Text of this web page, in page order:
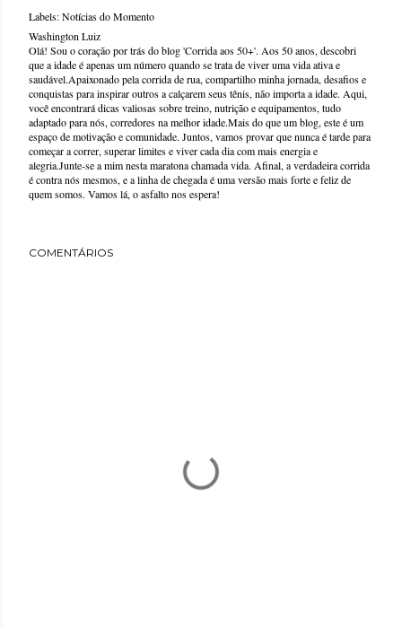
Labels:Notícias do Momento
Washington Luiz
Olá! Sou o coração por trás do blog 'Corrida aos 50+'. Aos 50 anos, descobri
que a idade é apenas um número quando se trata de viver uma vida ativa e
saudável.Apaixonado pela corrida de rua, compartilho minha jornada, desafios e
conquistas para inspirar outros a calçarem seus tênis, não importa a idade. Aqui,
você encontrará dicas valiosas sobre treino, nutrição e equipamentos, tudo
adaptado para nós, corredores na melhor idade.Mais do que um blog, este é um
espaço de motivação e comunidade. Juntos, vamos provar que nunca é tarde para
começar a correr, superar limites e viver cada dia com mais energia e
alegria.Junte-se a mim nesta maratona chamada vida. Afinal, a verdadeira corrida
é contra nós mesmos, e a linha de chegada é uma versão mais forte e feliz de
quem somos. Vamos lá, o asfalto nos espera!
COMENTÁRIOS